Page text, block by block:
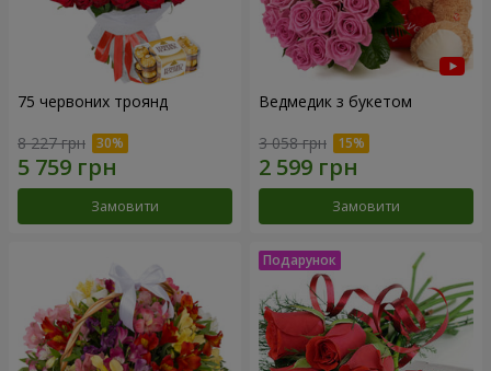
75 червоних троянд
8 227 грн
Замовити
Ведмедик з букетом
3 058 грн
Замовити